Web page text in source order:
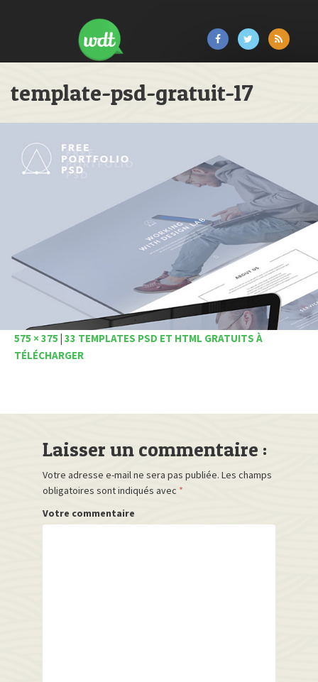
template-psd-gratuit-17
575 × 375 33 TEMPLATES PSD ET HTML GRATUITS À
TÉLÉCHARGER
Laisser un commentaire :
Votre adresse e-mail ne sera pas publiée. Les champs
obligatoires sont indiqués avec *
Votre commentaire